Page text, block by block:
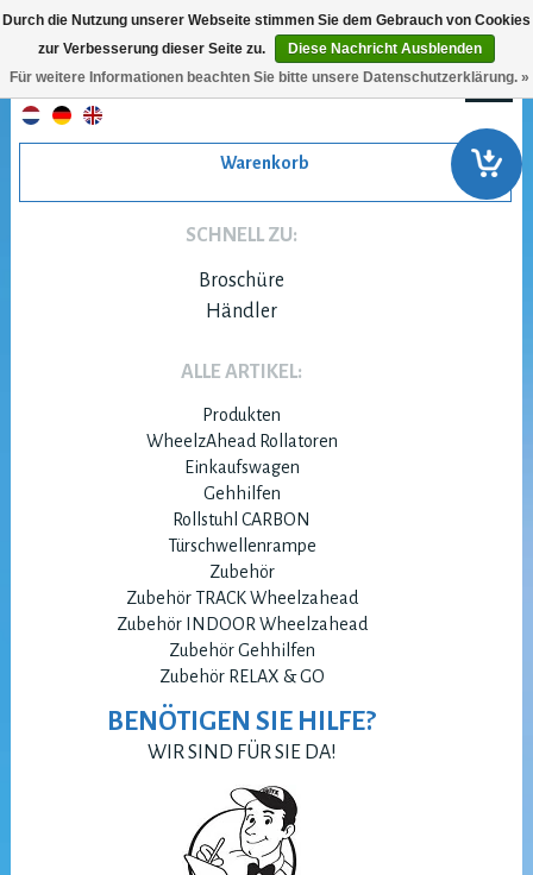
Warenkorb
SCHNELL ZU:
Broschüre
Händler
ALLE ARTIKEL:
Produkten
WheelzAhead Rollatoren
Einkaufswagen
Gehhilfen
Rollstuhl CARBON
Türschwellenrampe
Zubehör
Zubehör TRACK Wheelzahead
Zubehör INDOOR Wheelzahead
Zubehör Gehhilfen
Zubehör RELAX & GO
BENÖTIGEN SIE HILFE?
WIR SIND FÜR SIE DA!
Durch die Nutzung unserer Webseite stimmen Sie dem Gebrauch von Cookies
zur Verbesserung dieser Seite zu.
Diese Nachricht Ausblenden
Für weitere Informationen beachten Sie bitte unsere Datenschutzerklärung. »